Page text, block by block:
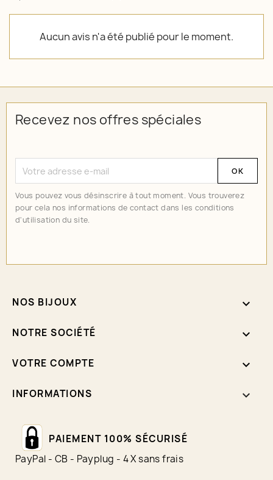
Aucun avis n'a été publié pour le moment.
Recevez nos offres spéciales
Vous pouvez vous désinscrire à tout moment. Vous trouverez
pour cela nos informations de contact dans les conditions
d'utilisation du site.
NOS BIJOUX 
NOTRE SOCIÉTÉ 
VOTRE COMPTE 
INFORMATIONS keyboard_arrow_down
PAIEMENT 100% SÉCURISÉ
PayPal - CB - Payplug - 4 X sans frais